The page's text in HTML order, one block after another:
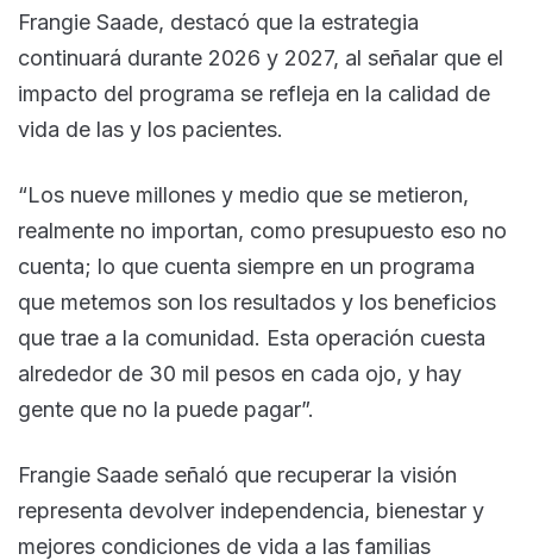
Frangie Saade, destacó que la estrategia
continuará durante 2026 y 2027, al señalar que el
impacto del programa se refleja en la calidad de
vida de las y los pacientes.
“Los nueve millones y medio que se metieron,
realmente no importan, como presupuesto eso no
cuenta; lo que cuenta siempre en un programa
que metemos son los resultados y los beneficios
que trae a la comunidad. Esta operación cuesta
alrededor de 30 mil pesos en cada ojo, y hay
gente que no la puede pagar”.
Frangie Saade señaló que recuperar la visión
representa devolver independencia, bienestar y
mejores condiciones de vida a las familias